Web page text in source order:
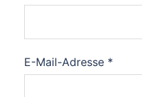
E-Mail-Adresse *